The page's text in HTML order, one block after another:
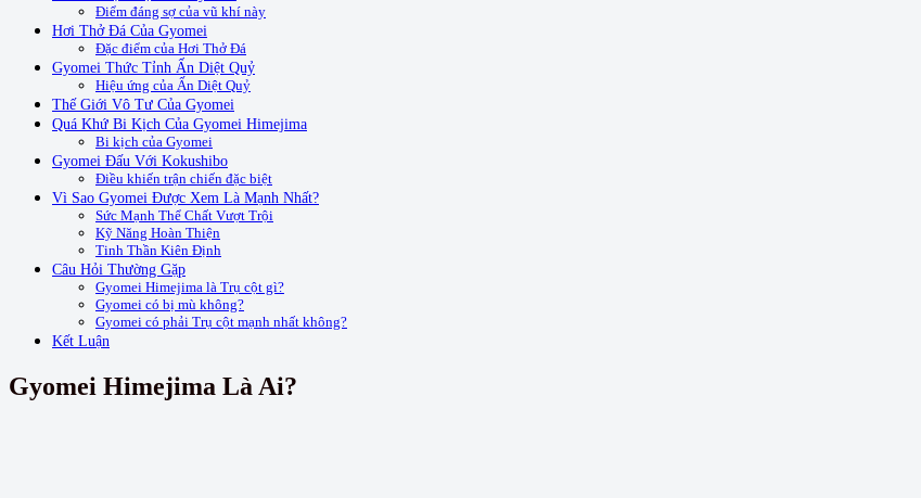
Điểm đáng sợ của vũ khí này
Hơi Thở Đá Của Gyomei
Đặc điểm của Hơi Thở Đá
Gyomei Thức Tỉnh Ấn Diệt Quỷ
Hiệu ứng của Ấn Diệt Quỷ
Thế Giới Vô Tư Của Gyomei
Quá Khứ Bi Kịch Của Gyomei Himejima
Bi kịch của Gyomei
Gyomei Đấu Với Kokushibo
Điều khiến trận chiến đặc biệt
Vì Sao Gyomei Được Xem Là Mạnh Nhất?
Sức Mạnh Thể Chất Vượt Trội
Kỹ Năng Hoàn Thiện
Tinh Thần Kiên Định
Câu Hỏi Thường Gặp
Gyomei Himejima là Trụ cột gì?
Gyomei có bị mù không?
Gyomei có phải Trụ cột mạnh nhất không?
Kết Luận
Gyomei Himejima Là Ai?